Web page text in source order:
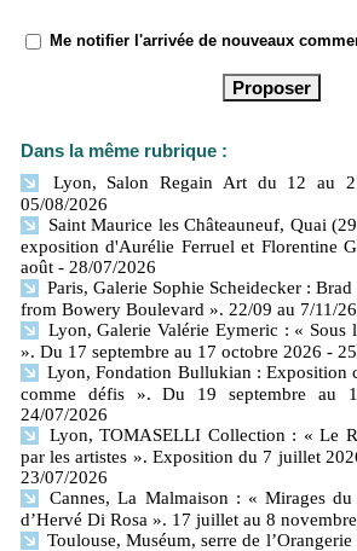
Me notifier l'arrivée de nouveaux
Dans la même rubrique :
Lyon, Salon Regain Art du 12 au
05/08/2026
Saint Maurice les Châteauneuf, Quai
exposition d'Aurélie Ferruel et Florentine
août - 28/07/2026
Paris, Galerie Sophie Scheidecker :
from Bowery Boulevard ». 22/09 au 7/11/26
Lyon, Galerie Valérie Eymeric : « Sous
». Du 17 septembre au 17 octobre 2026 -
Lyon, Fondation Bullukian : Exposition
comme défis ». Du 19 septembre au
24/07/2026
Lyon, TOMASELLI Collection : « Le
par les artistes ». Exposition du 7 juillet
23/07/2026
Cannes, La Malmaison : « Mirages
d’Hervé Di Rosa ». 17 juillet au 8
Toulouse, Muséum, serre de